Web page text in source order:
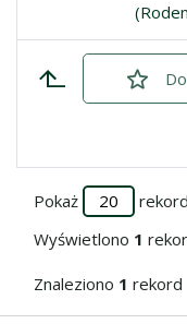
Pokaż
Wyświetlono 1
Znaleziono 1 rekord